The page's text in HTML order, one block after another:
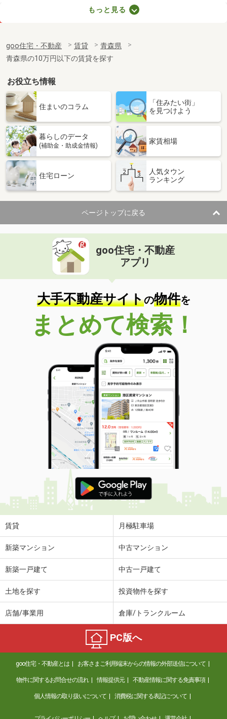
青森県八戸市小中野３丁目
専有面積
60.19m²
間取り
2LDK
青森県青森市西大野１丁目
価 格
青森県青森市西大野１丁目
専有面積 43.12m²
間取り
青森県八戸市南白山台１
住 所
青森県八戸市南白山台１
専有面積 65.07m²
間取り
3DK
青森県八戸市下長３
価 格
住 所
青森県八戸市下長３
専有面積 58.34m²
間取り
2LDK
青森県八戸市大字糠塚字五郎兵衛前
価 格
6.75万円
青森県八戸市大字糠塚字五郎兵衛前
50.87m²
間取り
1LDK
青森県八戸市大字長苗代字上碇田
価 格
7.20万円
住 所
青森県八戸市大字長苗代字上碇田
専有面積 74.32m²
間取り
3LDK
青森県八戸市大字新井田字後庵
価 格
5.40万円
住 所
青森県八戸市大字新井田字後庵
専有面積
青森県八戸市沼館１
青森県八戸市根城１
4.60万円
住 所
青森県八戸市根城１
専有面積 26.08m²
間取り
1K
青森県八戸市大字湊町字下条
もっと見る
goo住宅・不動産 賃貸
青森県
青森県の10万円以下の賃貸を探す
お役立ち情報
住まいのコラム
「住みたい街」
を見つけよう
暮らしのデータ
(補助金・助成金情報)
家賃相場
住宅ローン
人気タウン
ランキング
ページトップに戻る
goo住宅・不動産
アプリ
大手不動産サイトの物件を
まとめて検索！
賃貸 月極駐車場
新築マンション 中古マンション
新築一戸建て 中古一戸建て
土地を探す 投資物件を探す
店舗/事業用 倉庫/トランクルーム
PC版へ
goo住宅・不動産とは お客さまご利用端末からの情報の外部送信について
物件に関するお問合せの流れ 情報提供元 不動産情報に関する免責事項
個人情報の取り扱いについて 消費税に関する表記について